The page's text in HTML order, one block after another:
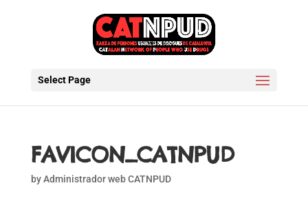
Select Page
FAVICON_CATNPUD
byAdministrador web CATNPUD